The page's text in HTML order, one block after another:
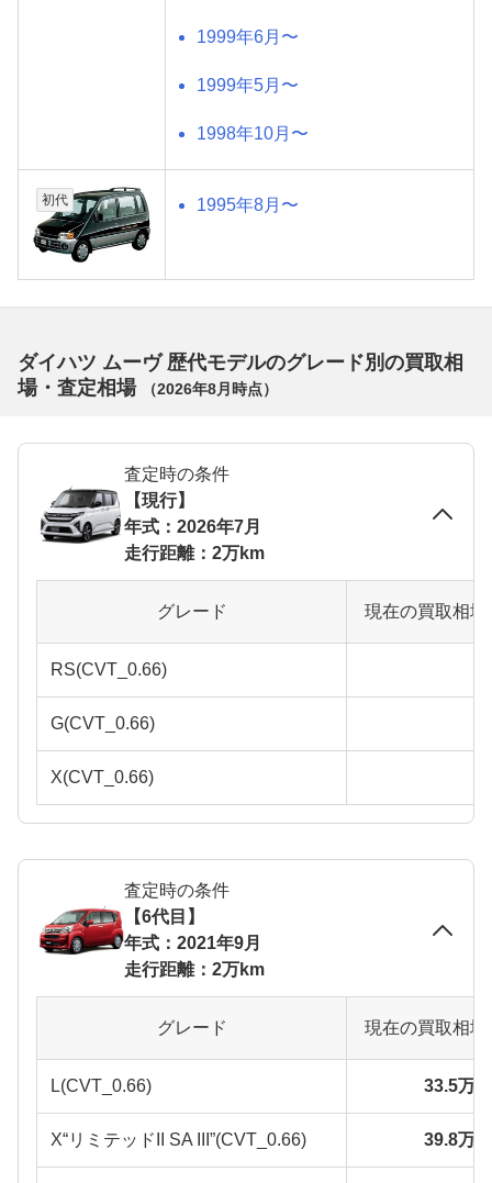
1999年6月〜
1999年5月〜
1998年10月〜
初代 1995年8月〜
ダイハツ ムーヴ 歴代モデルのグレード別の買取相
場・査定相場
（2026年8月 時点）
査定時の条件
【現行】
年式：2026年7月
走行距離：2万km
グレード 現在の買取相
RS(CVT_0.66)
G(CVT_0.66)
X(CVT_0.66)
査定時の条件
【6代目】
年式：2021年9月
走行距離：2万km
グレード 現在の買取相
L(CVT_0.66) 33.5万
X“リミテッドII SA III”(CVT_0.66) 39.8万